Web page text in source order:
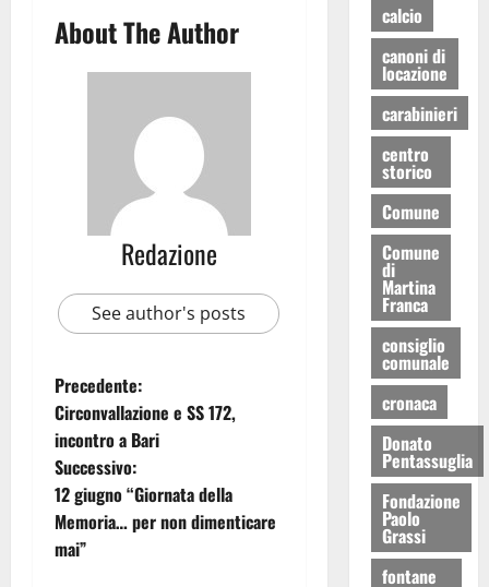
About The Author
Redazione
See author's posts
Precedente:
Circonvallazione e SS 172,
incontro a Bari
Successivo:
12 giugno “Giornata della
Memoria… per non dimenticare
mai”
calcio
canoni di
locazione
carabinieri
centro
storico
Comune
Comune
di
Martina
Franca
consiglio
comunale
cronaca
Donato
Pentassuglia
Fondazione
Paolo
Grassi
fontane